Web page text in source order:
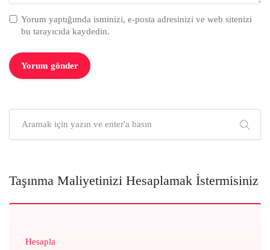
Yorum yaptığımda isminizi, e-posta adresinizi ve web sitenizi
bu tarayıcıda kaydedin.
Taşınma Maliyetinizi Hesaplamak İstermisiniz
Hesapla